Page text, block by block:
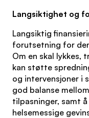
Langsiktighet og
Langsiktig
forutsetning for
Om en skal lykkes,
kan støtte
og intervensjoner i
god balanse
tilpasninger, samt
helsemessige